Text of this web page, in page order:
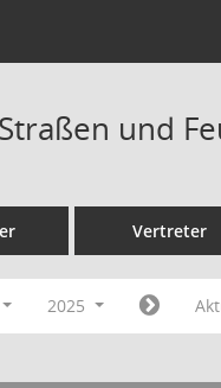
und
Vertreter
2025